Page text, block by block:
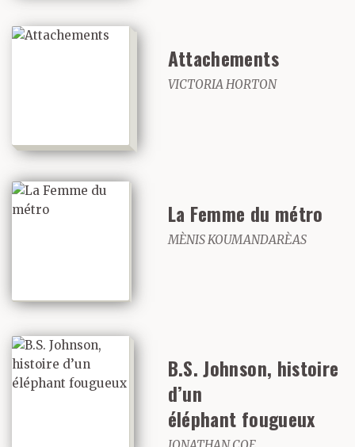
Attachements
VICTORIA HORTON
La Femme du métro
MÈNIS KOUMANDARÈAS
B.S. Johnson, histoire
d’un
éléphant fougueux